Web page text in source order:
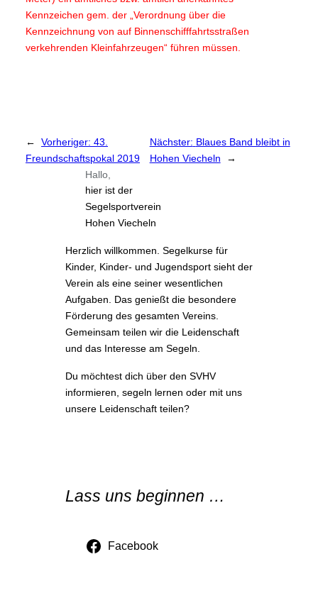
Kennzeichen gem. der „Verordnung über die
Kennzeichnung von auf Binnenschifffahrtsstraßen
verkehrenden Kleinfahrzeugen“ führen müssen.
← Vorheriger: 43.
Freundschaftspokal 2019
Nächster: Blaues Band bleibt in
Hohen Viecheln
→
Hallo,
hier ist der
Segelsportverein
Hohen Viecheln
Herzlich willkommen. Segelkurse für
Kinder, Kinder- und Jugendsport sieht der
Verein als eine seiner wesentlichen
Aufgaben. Das genießt die besondere
Förderung des gesamten Vereins.
Gemeinsam teilen wir die Leidenschaft
und das Interesse am Segeln.
Du möchtest dich über den SVHV
informieren, segeln lernen oder mit uns
unsere Leidenschaft teilen?
Lass uns beginnen …
Facebook